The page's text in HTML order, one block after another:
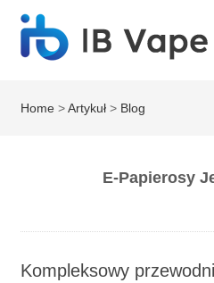
Home >Artykuł > Blog
E-Papierosy
Kompleksowy